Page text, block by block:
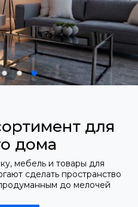
для
дома
мебель и товары для
сделать пространство
до мелочей